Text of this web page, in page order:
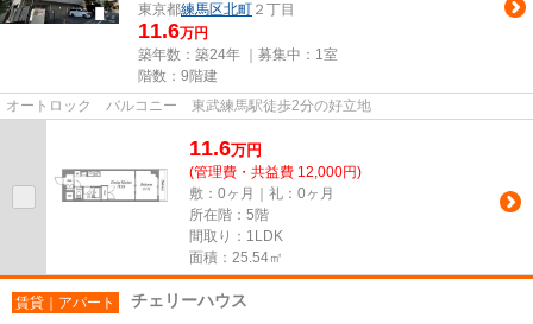
東京都練馬区北町 ２丁目
11.6万円
築年数：築24年 ｜募集中： 1室
階数：9階建
オートロック バルコニー 東武練馬駅徒歩2分の好立地
11.6万円
(管理費・共益費 12,000円)
敷：0ヶ月｜礼：0ヶ月
所在階：5階
間取り：1LDK
面積：25.54㎡
賃貸｜アパート チェリーハウス